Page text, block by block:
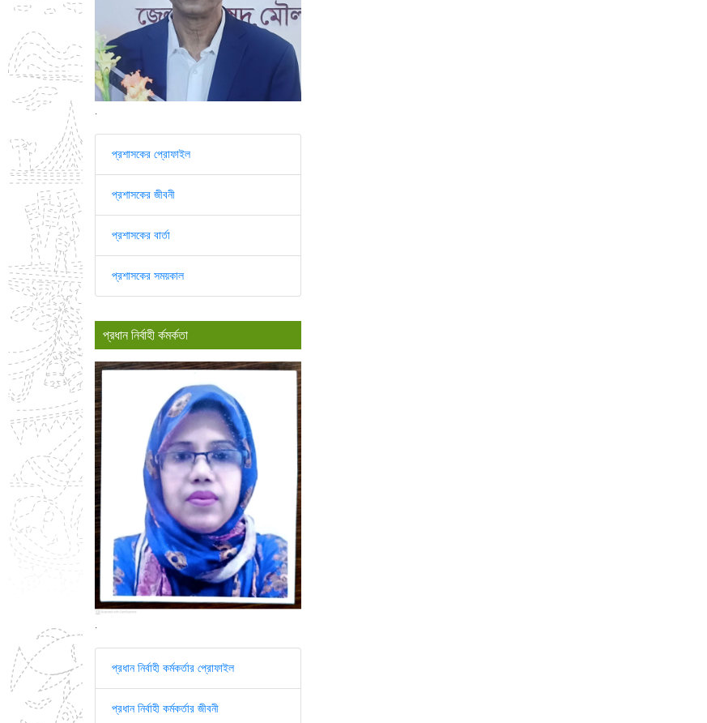
.
প্রশাসকের প্রোফাইল
প্রশাসকের জীবনী
প্রশাসকের বার্তা
প্রশাসকের সময়কাল
প্রধান নির্বাহী র্কমর্কতা
.
প্রধান নির্বাহী কর্মকর্তার প্রোফাইল
প্রধান নির্বাহী কর্মকর্তার জীবনী